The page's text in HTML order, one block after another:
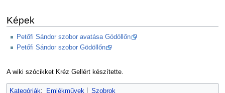
Képek
Petőfi Sándor szobor avatása Gödöllőn
Petőfi Sándor szobor Gödöllőn
A wiki szócikket Kréz Gellért készítette.
Kategóriák: Emlékművek Szobrok